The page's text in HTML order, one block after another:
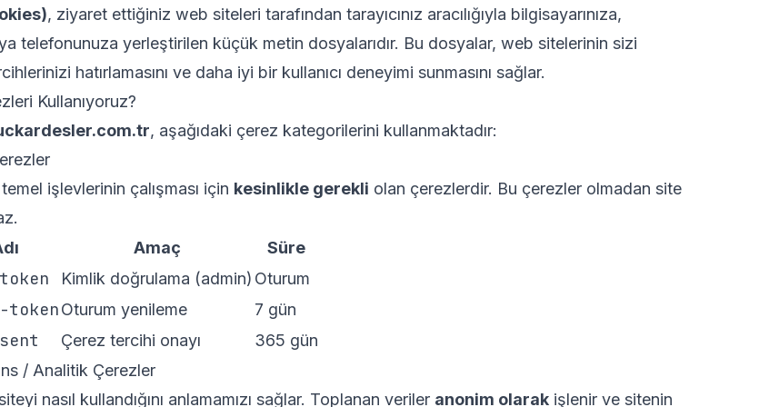
, ziyaret ettiğiniz web siteleri tarafından tarayıcınız aracılığıyla bilgisayarınıza,
telefonunuza yerleştirilen küçük metin dosyalarıdır. Bu dosyalar, web sitelerinin sizi
hatırlamasını ve daha iyi bir kullanıcı deneyimi sunmasını sağlar.
Kullanıyoruz?
, aşağıdaki çerez kategorilerini kullanmaktadır:
işlevlerinin çalışması için kesinlikle gerekli olan çerezlerdir. Bu çerezler olmadan site
Amaç Süre
Kimlik doğrulama (admin) Oturum
tokenOturum yenileme 7 gün
Çerez tercihi onayı
365 gün
/ Analitik Çerezler
nasıl kullandığını anlamamızı sağlar. Toplanan veriler anonim olarak işlenir ve sitenin